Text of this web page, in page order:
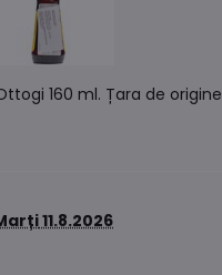
160 ml. Țara de origine
11.8.2026